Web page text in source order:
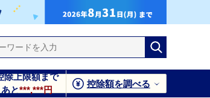
除上限額まで
あと***,***円
控除額を調べる